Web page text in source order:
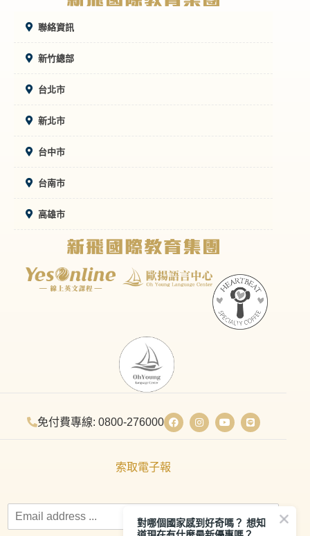
聯絡資訊
新竹總部
台北市
新北市
台中市
台南市
高雄市
免付費專線: 0800-276000
索取電子報
對哪個國家感到好奇嗎？ 想知